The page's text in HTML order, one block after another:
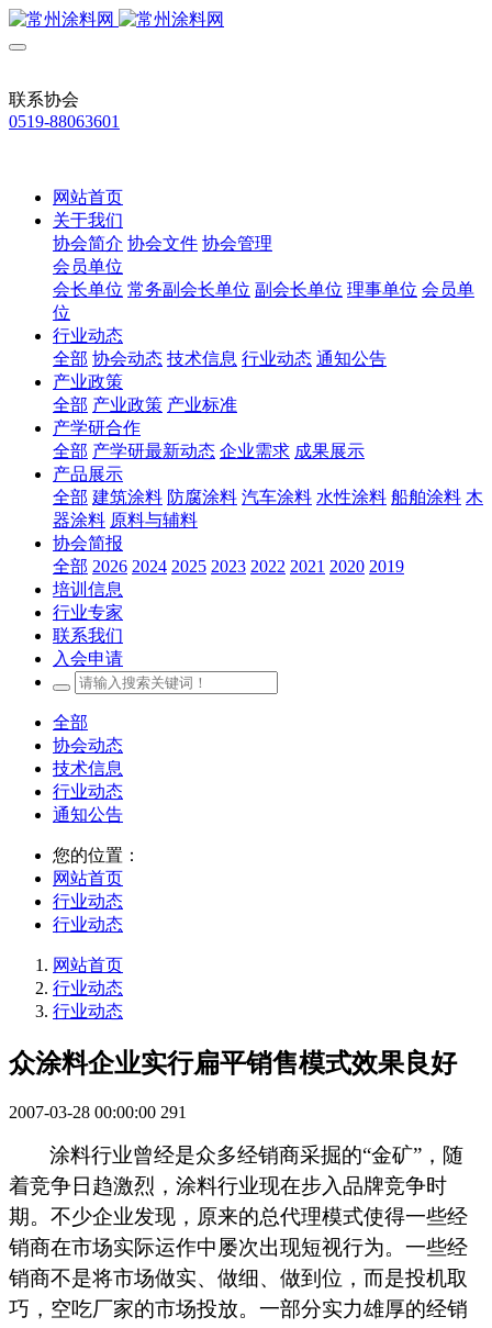
联系协会
0519-88063601
网站首页
关于我们
协会简介 协会文件 协会管理
会员单位
会长单位 常务副会长单位 副会长单位 理事单位 会员单
位
行业动态
全部 协会动态 技术信息 行业动态 通知公告
产业政策
全部 产业政策 产业标准
产学研合作
全部 产学研最新动态 企业需求 成果展示
产品展示
全部 建筑涂料 防腐涂料 汽车涂料 水性涂料 船舶涂料 木
器涂料 原料与辅料
协会简报
全部 2026 2024 2025 2023 2022 2021 2020 2019
培训信息
行业专家
联系我们
入会申请
全部
协会动态
技术信息
行业动态
通知公告
您的位置：
网站首页
行业动态
行业动态
网站首页
行业动态
行业动态
众涂料企业实行扁平销售模式效果良好
2007-03-28 00:00:00 291
涂料行业曾经是众多经销商采掘的“金矿”，随
着竞争日趋激烈， 涂料行业现在步入品牌竞争时
期。不少企业发现，原来的总代理模式使得一些经
销商在市场实际运作中屡次出现短视行为。一些经
销商不是将市场做实、做细、做到位，而是投机取
巧，空吃厂家的市场投放。一部分实力雄厚的经销